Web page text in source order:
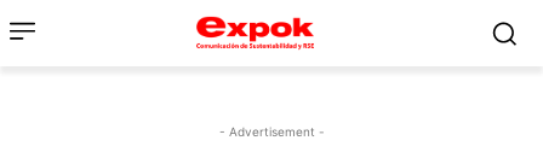
- Advertisement -